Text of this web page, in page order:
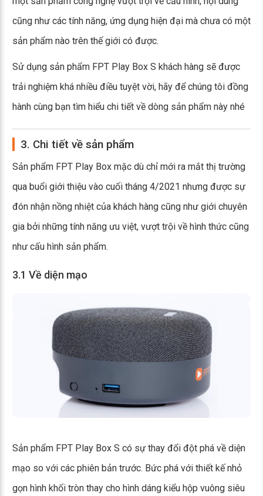
cũng như các tính năng, ứng dụng hiện đại mà chưa có một
sản phẩm nào trên thế giới có được.
Sử dụng sản phẩm FPT Play Box S khách hàng sẽ được
trải nghiệm khá nhiều điều tuyệt vời, hãy để chúng tôi đồng
hành cùng bạn tìm hiểu chi tiết về dòng sản phẩm này nhé
3. Chi tiết về sản phẩm
Sản phẩm FPT Play Box mặc dù chỉ mới ra mắt thị trường
qua buổi giới thiệu vào cuối tháng 4/2021 nhưng được sự
đón nhận nồng nhiệt của khách hàng cũng như giới chuyên
gia bởi những tính năng ưu việt, vượt trội về hình thức cũng
như cấu hình sản phẩm.
3.1 Về diện mạo
Sản phẩm FPT Play Box S có sự thay đổi đột phá về diện
mạo so với các phiên bản trước. Bức phá với thiết kế nhỏ
gọn hình khối tròn thay cho hình dáng kiểu hộp vuông siêu